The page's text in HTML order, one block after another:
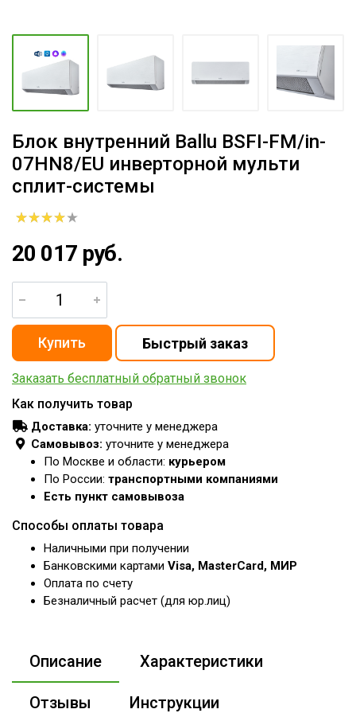
Блок внутренний Ballu BSFI-FM/in-
07HN8/EU инверторной мульти
сплит-системы
20 017 руб.
Заказать бесплатный обратный звонок
Как получить товар
Доставка: уточните у менеджера
Самовывоз: уточните у менеджера
По Москве и области: курьером
По России: транспортными компаниями
Есть пункт самовывоза
Способы оплаты товара
Наличными при получении
Банковскими картами Visa, MasterCard, МИР
Оплата по счету
Безналичный расчет (для юр.лиц)
Описание Характеристики
Отзывы Инструкции